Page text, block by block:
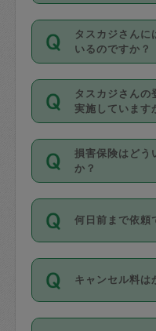
なお、タスカ
金のご請求と
動計算で表示
（例：毎週定
ンセルが有償
は２回以上の
・ＡＭ ９時
・ＰＭ １３時
・夜 １８時
開始時間を２
能です。依頼
んにメッセー
い。ただし、
時間も被らな
掃除、整理収
作り置きです
きる仕事の範
する前にタス
確認してくださ
基本的に、高
外での作業は
タスカジさんに
いるのですか？
主婦として長
方、栄養士・
育園や学校の
係の専門職に
すでにハウス
てお仕事をし
社員など様々
登録していま
日本語も話せ
タスカジさんの
実施しています
応募の際に、
を行っていま
写真提出をし
確認していま
ング動画を使
現場トライア
ジさんが活動
損害保険はどう
か？
依頼者とタス
を通して成立
適用されます
です。作業中
をさせたりし
何日前まで依頼
ご依頼は、現
以降）の日時
す。
キャンセル料は
キャンセル料